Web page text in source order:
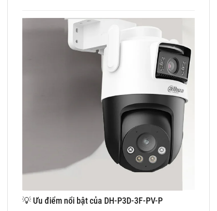
💡 Ưu điểm nổi bật của DH-P3D-3F-PV-P